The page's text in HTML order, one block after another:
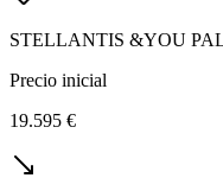
STELLANTIS &YOU
Precio inicial
19.595 €